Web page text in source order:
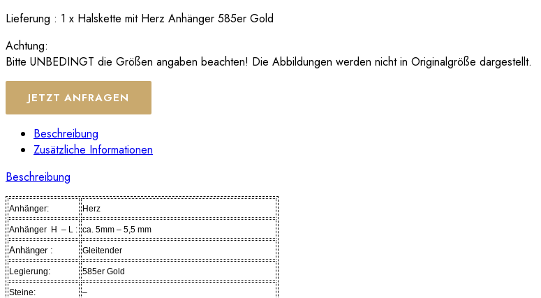
Lieferung : 1 x Halskette mit Herz Anhänger 585er Gold
Achtung:
Bitte UNBEDINGT die Größen angaben beachten! Die Abbildungen werden nicht in Originalgröße dargestellt.
JETZT ANFRAGEN
Beschreibung
Zusätzliche Informationen
Beschreibung
Anhänger: Herz
Anhänger H – L : ca. 5mm – 5,5 mm
Anhänger : Gleitender
Legierung: 585er Gold
Steine: –